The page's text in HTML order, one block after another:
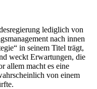
lediglich von
nach innen
in seinem Titel trägt,
weckt Erwartungen, die
allem macht es eine
von einem